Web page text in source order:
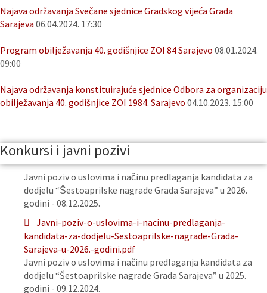
Najava održavanja Svečane sjednice Gradskog vijeća Grada
Sarajeva 06.04.2024. 17:30
Program obilježavanja 40. godišnjice ZOI 84 Sarajevo 08.01.2024.
09:00
Najava održavanja konstituirajuće sjednice Odbora za organizaciju
obilježavanja 40. godišnjice ZOI 1984. Sarajevo 04.10.2023. 15:00
Konkursi i javni pozivi
Javni poziv o uslovima i načinu predlaganja kandidata za
dodjelu “Šestoaprilske nagrade Grada Sarajeva” u 2026.
godini - 08.12.2025.
Javni-poziv-o-uslovima-i-nacinu-predlaganja-
kandidata-za-dodjelu-Sestoaprilske-nagrade-Grada-
Sarajeva-u-2026.-godini.pdf
Javni poziv o uslovima i načinu predlaganja kandidata za
dodjelu “Šestoaprilske nagrade Grada Sarajeva” u 2025.
godini - 09.12.2024.